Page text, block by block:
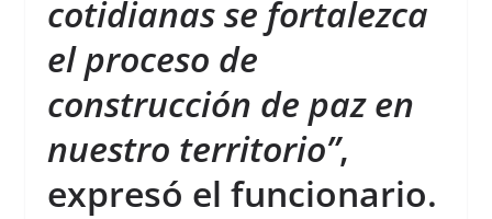
cotidianas se fortalezca
el proceso de
construcción de paz en
nuestro territorio”,
expresó el funcionario.